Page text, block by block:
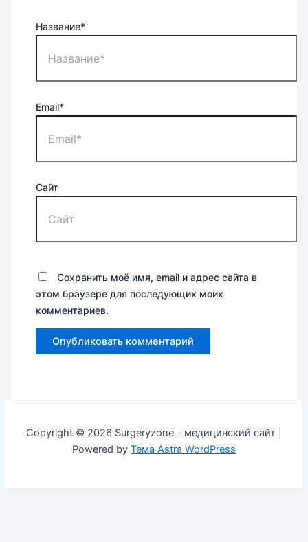
Название*
Email*
Сайт
Сохранить моё имя, email и адрес сайта в
этом браузере для последующих моих
комментариев.
Copyright © 2026 Surgeryzone - медицинский сайт |
Powered by Тема Astra WordPress